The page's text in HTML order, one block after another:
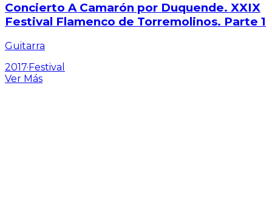
Concierto A Camarón por Duquende. XXIX
Festival Flamenco de Torremolinos. Parte 1
Guitarra
2017·Festival
Ver Más